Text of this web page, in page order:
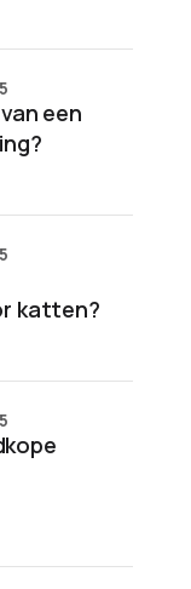
een
katten?